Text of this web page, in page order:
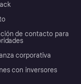
de contacto para
corporativa
con inversores